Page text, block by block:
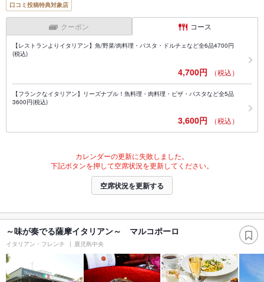
口コミ投稿特典対象店
クーポン コース
【レストランよりイタリアン】魚/野菜/肉料理・パスタ・ドルチェなど全6品4700円
(税込)
4,700円 （税込）
【フランクなイタリアン】リーズナブル！魚料理・肉料理・ピザ・パスタなど全5品
3600円(税込)
3,600円 （税込）
カレンダーの更新に失敗しました。
下記ボタンを押して空席状況を更新してください。
空席状況を更新する
～味が奏でる薩摩イタリアン～ マルコポーロ
イタリアン・フレンチ 鹿児島中央